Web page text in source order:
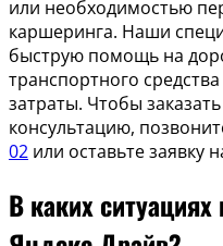
или необходимостью
каршеринга. Наши
быструю помощь на
транспортного
затраты. Чтобы
консультацию,
02 или оставьте заявку
В каких